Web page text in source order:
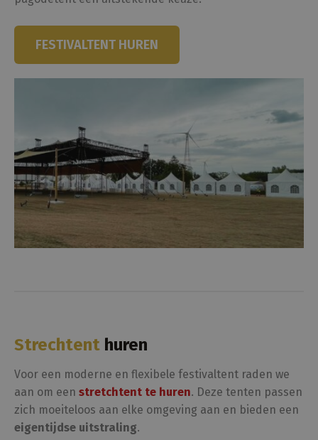
FESTIVALTENT HUREN
Strechtent huren
Voor een moderne en flexibele festivaltent raden we
aan om een stretchtent te huren. Deze tenten passen
zich moeiteloos aan elke omgeving aan en bieden een
eigentijdse uitstraling.